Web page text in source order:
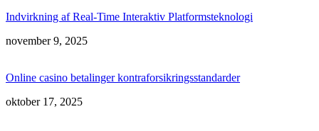
Indvirkning af Real-Time Interaktiv Platformsteknologi
november 9, 2025
Online casino betalinger kontraforsikringsstandarder
oktober 17, 2025